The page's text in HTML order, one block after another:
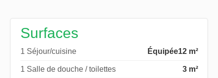
Surfaces
1 Séjour/cuisine 12 m²
Équipée
1 Salle de douche / toilettes 3 m²